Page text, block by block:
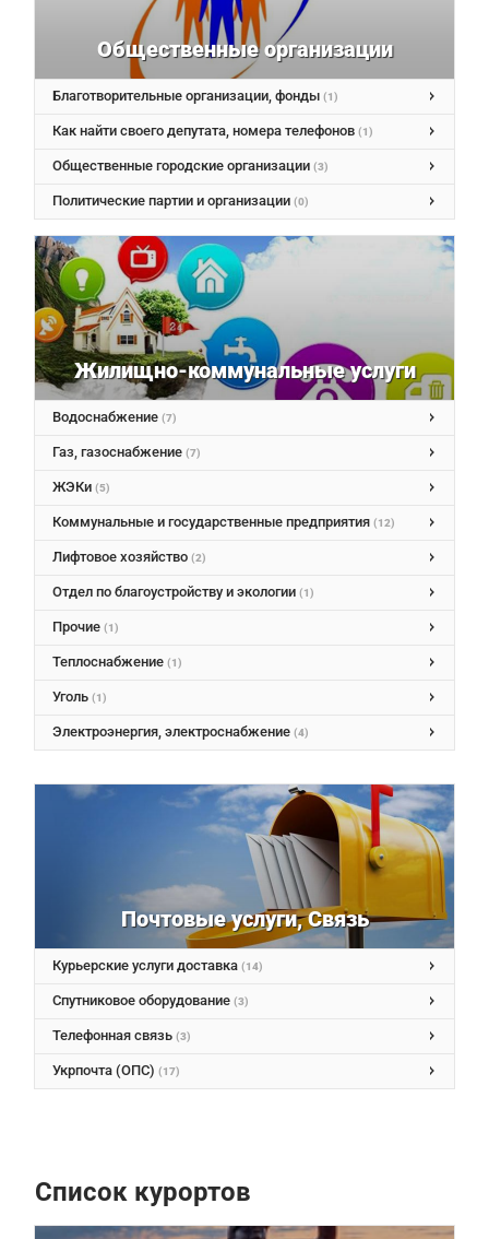
Общественные организации
Благотворительные организации, фонды (1)
Как найти своего депутата, номера телефонов (1)
Общественные городские организации (3)
Политические партии и организации (0)
Жилищно-коммунальные услуги
Водоснабжение (7)
Газ, газоснабжение (7)
ЖЭКи (5)
Коммунальные и государственные предприятия (12)
Лифтовое хозяйство (2)
Отдел по благоустройству и экологии (1)
Прочие (1)
Теплоснабжение (1)
Уголь (1)
Электроэнергия, электроснабжение (4)
Почтовые услуги, Связь
Курьерские услуги доставка (14)
Спутниковое оборудование (3)
Телефонная связь (3)
Укрпочта (ОПС) (17)
Список курортов